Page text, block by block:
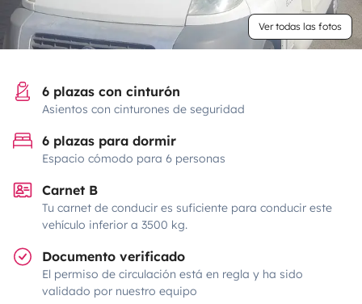
Ver todas las fotos
6 plazas con cinturón
Asientos con cinturones de seguridad
6 plazas para dormir
Espacio cómodo para 6 personas
Carnet B
Tu carnet de conducir es suficiente para conducir este
vehículo inferior a 3500 kg.
Documento verificado
El permiso de circulación está en regla y ha sido
validado por nuestro equipo